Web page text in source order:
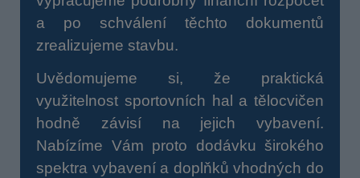
a po schválení těchto dokumentů
zrealizujeme stavbu.
Uvědomujeme si, že praktická
využitelnost sportovních hal a tělocvičen
hodně závisí na jejich vybavení.
Nabízíme Vám proto dodávku širokého
spektra vybavení a doplňků vhodných do